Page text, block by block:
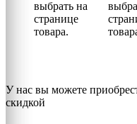
выбрать на
странице
товара.
У нас вы можете
скидкой